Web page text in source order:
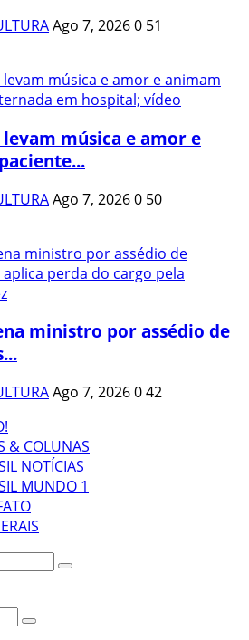
Ago 7, 20260 51
levam música e amor e
Ago 7, 20260 50
ministro por assédio de
Ago 7, 2026042
& COLUNAS
NOTÍCIAS
MUNDO 1